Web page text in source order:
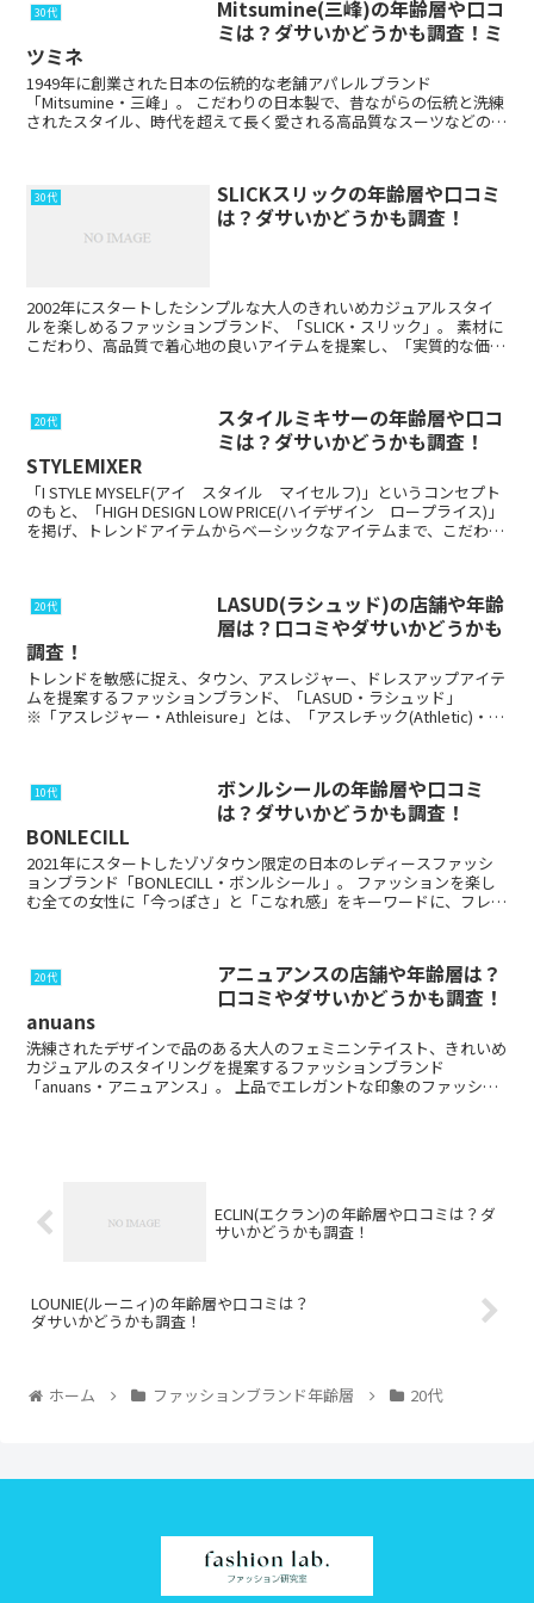
30代
Mitsumine(三峰)の年齢層や口コ
ミは？ダサいかどうかも調査！ミ
ツミネ
1949年に創業された日本の伝統的な老舗アパレルブランド
「Mitsumine・三峰」。 こだわりの日本製で、昔ながらの伝統と洗練
されたスタイル、時代を超えて長く愛される高品質なスーツなどのメ
30代
SLICKスリックの年齢層や口コミ
は？ダサいかどうかも調査！
2002年にスタートしたシンプルな大人のきれいめカジュアルスタイ
ルを楽しめるファッションブランド、「SLICK・スリック」。 素材に
こだわり、高品質で着心地の良いアイテムを提案し、「実質的な価値
20代
スタイルミキサーの年齢層や口コ
ミは？ダサいかどうかも調査！
STYLEMIXER
「I STYLE MYSELF(アイ スタイル マイセルフ)」というコンセプト
のもと、「HIGH DESIGN LOW PRICE(ハイデザイン ロープライス)」
を掲げ、トレンドアイテムからベーシックなアイテムまで、こだわり
20代
LASUD(ラシュッド)の店舗や年齢
層は？口コミやダサいかどうかも
調査！
トレンドを敏感に捉え、タウン、アスレジャー、ドレスアップアイテ
ムを提案するファッションブランド、「LASUD・ラシュッド」
※「アスレジャー・Athleisure」とは、「アスレチック(Athletic)・運
10代
ボンルシールの年齢層や口コミ
は？ダサいかどうかも調査！
BONLECILL
2021年にスタートしたゾゾタウン限定の日本のレディースファッシ
ョンブランド「BONLECILL・ボンルシール」。 ファッションを楽し
む全ての女性に「今っぽさ」と「こなれ感」をキーワードに、フレン
20代
アニュアンスの店舗や年齢層は？
口コミやダサいかどうかも調査！
anuans
洗練されたデザインで品のある大人のフェミニンテイスト、きれいめ
カジュアルのスタイリングを提案するファッションブランド
「anuans・アニュアンス」。 上品でエレガントな印象のファッショ
ECLIN(エクラン)の年齢層や口コミは？ダ
サいかどうかも調査！
LOUNIE(ルーニィ)の年齢層や口コミは？
ダサいかどうかも調査！
ホーム ファッションブランド年齢層 20代